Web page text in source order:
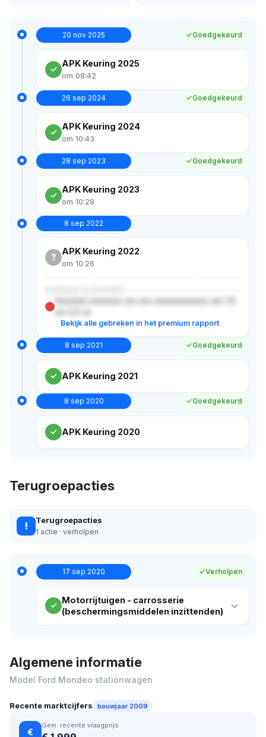
20 nov 2025 Goedgekeurd
APK Keuring 2025
om 08:42
26 sep 2024 Goedgekeurd
APK Keuring 2024
om 10:43
28 sep 2023 Goedgekeurd
APK Keuring 2023
om 10:28
8 sep 2022
?
APK Keuring 2022
om 10:26
XXXXXX & XXXXXX
Xxxx(xx) xxxxxxxx xxx xxx xxxxxxxxxxxxx xxx 1,6
Bekijk alle gebreken in het premium rapport
8 sep 2021 Goedgekeurd
APK Keuring 2021
8 sep 2020 Goedgekeurd
APK Keuring 2020
Terugroepacties
! Terugroepacties
1 actie · verholpen
17 sep 2020 Verholpen
Motorrijtuigen - carrosserie
(beschermingsmiddelen inzittenden)
Algemene informatie
Model Ford Mondeo stationwagen
Recente marktcijfers bouwjaar 2009
€
Gem. recente vraagprijs